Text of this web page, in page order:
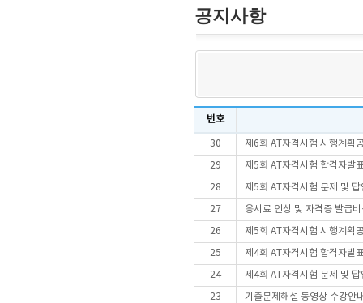
공지사항
번호
30 제6회 AT자격시험 시행계획
29 제5회 AT자격시험 합격자발
28 제5회 AT자격시험 문제 및 답
27 응시료 인상 및 자격증 발급비
26 제5회 AT자격시험 시행계획
25 제4회 AT자격시험 합격자발
24 제4회 AT자격시험 문제 및 답
23 기출문제해설 동영상 수강안